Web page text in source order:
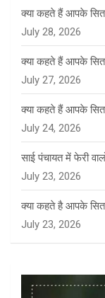
क्या कहते हैं आपके
July 28, 2026
क्या कहते हैं आपके
July 27, 2026
क्या कहते हैं आपके
July 24, 2026
साई पंचायत में फेरी
July 23, 2026
क्या कहते है आपके
July 23, 2026